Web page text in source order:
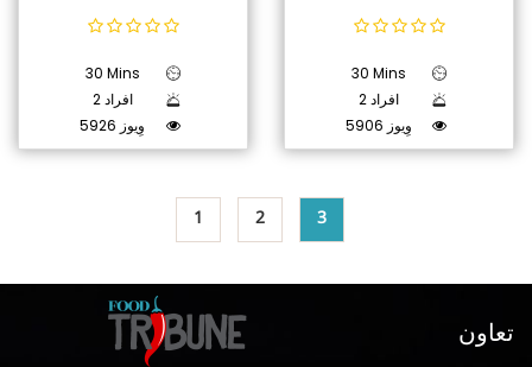
30 Mins
2 افراد
5926 وِیوز
30 Mins
2 افراد
5906 وِیوز
1 2 3
تعاون